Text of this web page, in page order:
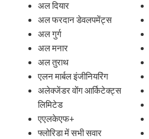
अल दियार
अल फरदान डेवलपमेंट्स
अल गुर्ग
अल मनार
अल तुराथ
एलन मार्बल इंजीनियरिंग
अलेक्जेंडर वोंग आर्किटेक्ट्स
लिमिटेड
एएलकेएफ+
फ्लोरिडा में सभी सवार